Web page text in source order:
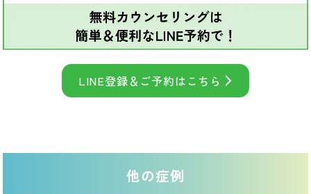
LINE登録＆ご予約はこちら
他の症例